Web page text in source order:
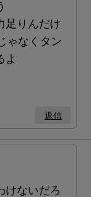
足りんだけ
ゃなくタン
よ
返信
けないだろ